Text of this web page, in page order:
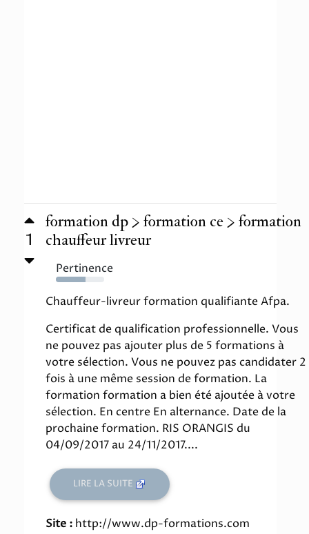
1
formation dp > formation ce > formation
chauffeur livreur
Pertinence
61%
Chauffeur-livreur formation qualifiante Afpa.
Certificat de qualification professionnelle. Vous
ne pouvez pas ajouter plus de 5 formations à
votre sélection. Vous ne pouvez pas candidater 2
fois à une même session de formation. La
formation formation a bien été ajoutée à votre
sélection. En centre En alternance. Date de la
prochaine formation. RIS ORANGIS du
04/09/2017 au 24/11/2017....
LIRE LA SUITE
Site : http://www.dp-formations.com